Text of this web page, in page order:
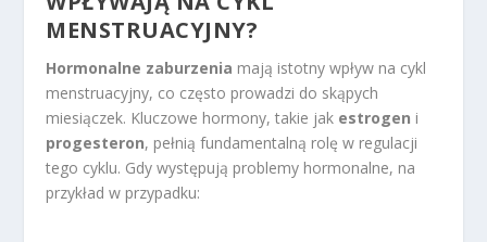
MENSTRUACYJNY?
Hormonalne zaburzenia mają istotny wpływ na cykl
menstruacyjny, co często prowadzi do skąpych
miesiączek. Kluczowe hormony, takie jak estrogen i
progesteron, pełnią fundamentalną rolę w regulacji
tego cyklu. Gdy występują problemy hormonalne, na
przykład w przypadku: